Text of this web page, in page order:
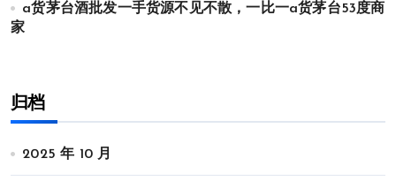
a货茅台酒批发一手货源不见不散，一比一a货茅台53度商
家
归档
2025 年 10 月